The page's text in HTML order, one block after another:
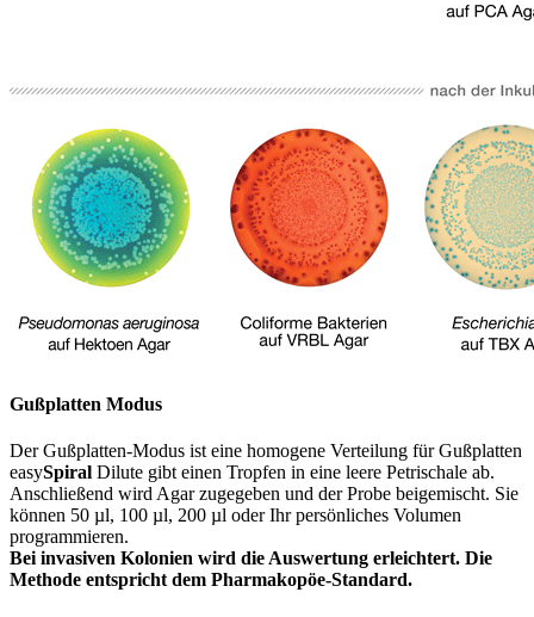
Gußplatten Modus
Der Gußplatten-Modus ist eine homogene Verteilung für Gußplatten
easySpiral Dilute gibt einen Tropfen in eine leere Petrischale ab.
Anschließend wird Agar zugegeben und der Probe beigemischt. Sie
können 50 µl, 100 µl, 200 µl oder Ihr persönliches Volumen
programmieren.
Bei invasiven Kolonien wird die Auswertung erleichtert. Die
Methode entspricht dem Pharmakopöe-Standard.